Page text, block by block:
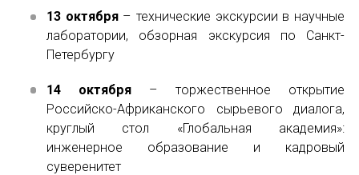
13 октября – технические экскурсии в научные
лаборатории, обзорная экскурсия по Санкт-
Петербургу
14 октября– торжественное открытие
Российско-Африканского сырьевого диалога,
круглый стол «Глобальная академия»:
инженерное образование и кадровый
суверенитет